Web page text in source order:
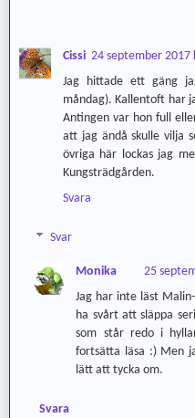
Cissi 24 september 2017
Jag hittade ett gäng
måndag). Kallentoft har
Antingen var hon full
att jag ändå skulle vilja
övriga här lockas jag
Kungsträdgården.
Svara
Svar
Monika
25
Jag har inte läst
ha svårt att släppa
som står redo i
fortsätta läsa :) Men
lätt att tycka om.
Svara